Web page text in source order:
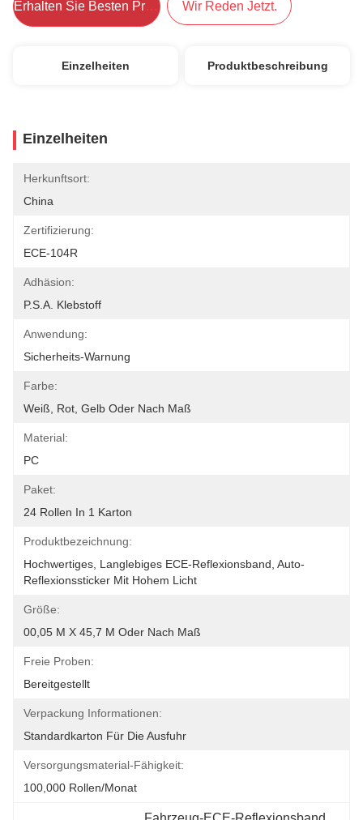
Erhalten Sie Besten Preis Wir Reden Jetzt.
Einzelheiten Produktbeschreibung
Einzelheiten
Herkunftsort:
China
Zertifizierung:
ECE-104R
Adhäsion:
P.S.A. Klebstoff
Anwendung:
Sicherheits-Warnung
Farbe:
Weiß, Rot, Gelb Oder Nach Maß
Material:
PC
Paket:
24 Rollen In 1 Karton
Produktbezeichnung:
Hochwertiges, Langlebiges ECE-Reflexionsband, Auto-
Reflexionssticker Mit Hohem Licht
Größe:
00,05 M X 45,7 M Oder Nach Maß
Freie Proben:
Bereitgestellt
Verpackung Informationen:
Standardkarton Für Die Ausfuhr
Versorgungsmaterial-Fähigkeit:
100,000 Rollen/Monat